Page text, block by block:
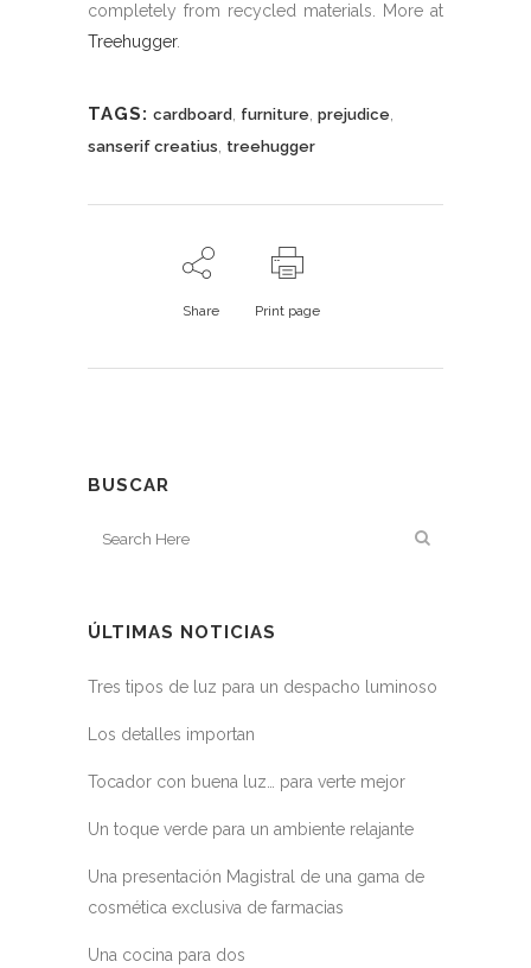
completely from recycled materials. More at
Treehugger.
TAGS: cardboard , furniture, prejudice,
sanserif creatius, treehugger
Share Print page
BUSCAR
ÚLTIMAS NOTICIAS
Tres tipos de luz para un despacho luminoso
Los detalles importan
Tocador con buena luz… para verte mejor
Un toque verde para un ambiente relajante
Una presentación Magistral de una gama de
cosmética exclusiva de farmacias
Una cocina para dos